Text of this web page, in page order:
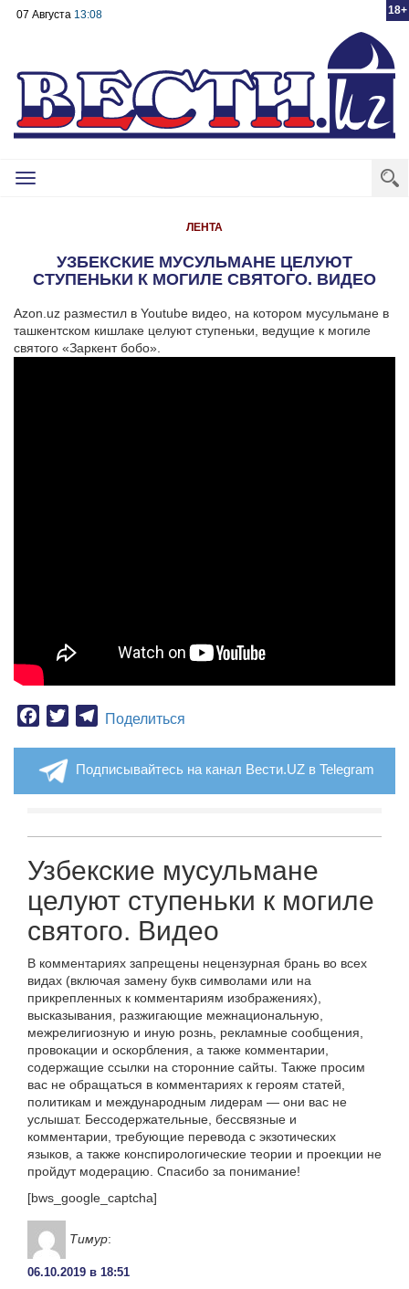
18+
07 Августа 13:08
Toggle
ЛЕНТА
УЗБЕКСКИЕ МУСУЛЬМАНЕ ЦЕЛУЮТ
СТУПЕНЬКИ К МОГИЛЕ СВЯТОГО. ВИДЕО
Azon.uz разместил в Youtube видео, на котором мусульмане в
ташкентском кишлаке целуют ступеньки, ведущие к могиле
святого «Заркент бобо».
Facebook
TwitterTelegram
Поделиться
Подписывайтесь на канал Вести.UZ в Telegram
Узбекские мусульмане
целуют ступеньки к могиле
святого. Видео
В комментариях запрещены нецензурная брань во всех
видах (включая замену букв символами или на
прикрепленных к комментариям изображениях),
высказывания, разжигающие межнациональную,
межрелигиозную и иную рознь, рекламные сообщения,
провокации и оскорбления, а также комментарии,
содержащие ссылки на сторонние сайты. Также просим
вас не обращаться в комментариях к героям статей,
политикам и международным лидерам — они вас не
услышат. Бессодержательные, бессвязные и
комментарии, требующие перевода с экзотических
языков, а также конспирологические теории и проекции не
пройдут модерацию. Спасибо за понимание!
[bws_google_captcha]
Тимур:
06.10.2019 в 18:51